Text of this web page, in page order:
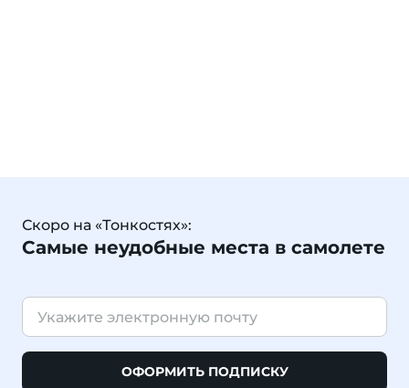
Скоро на «Тонкостях»:
Самые неудобные места в самолете
ОФОРМИТЬ ПОДПИСКУ